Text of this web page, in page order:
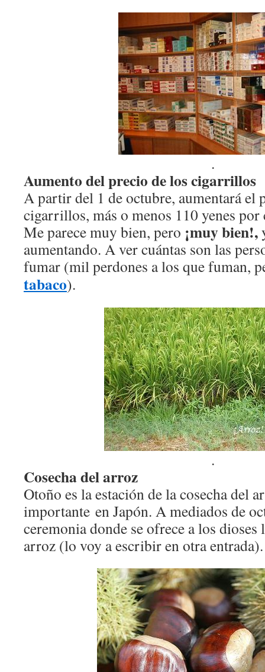
.
Aumento del precio de los cigarrillos
A partir del 1 de octubre, aumentará el
cigarrillos, más o menos 110 yenes por
Me parece muy bien, pero ¡muy bien!,
aumentando. A ver cuántas son las
fumar (mil perdones a los que fuman,
tabaco).
.
Cosecha del arroz
Otoño es la estación de la cosecha del
importante en Japón. A mediados de
ceremonia donde se ofrece a los
arroz (lo voy a escribir en otra entrada).